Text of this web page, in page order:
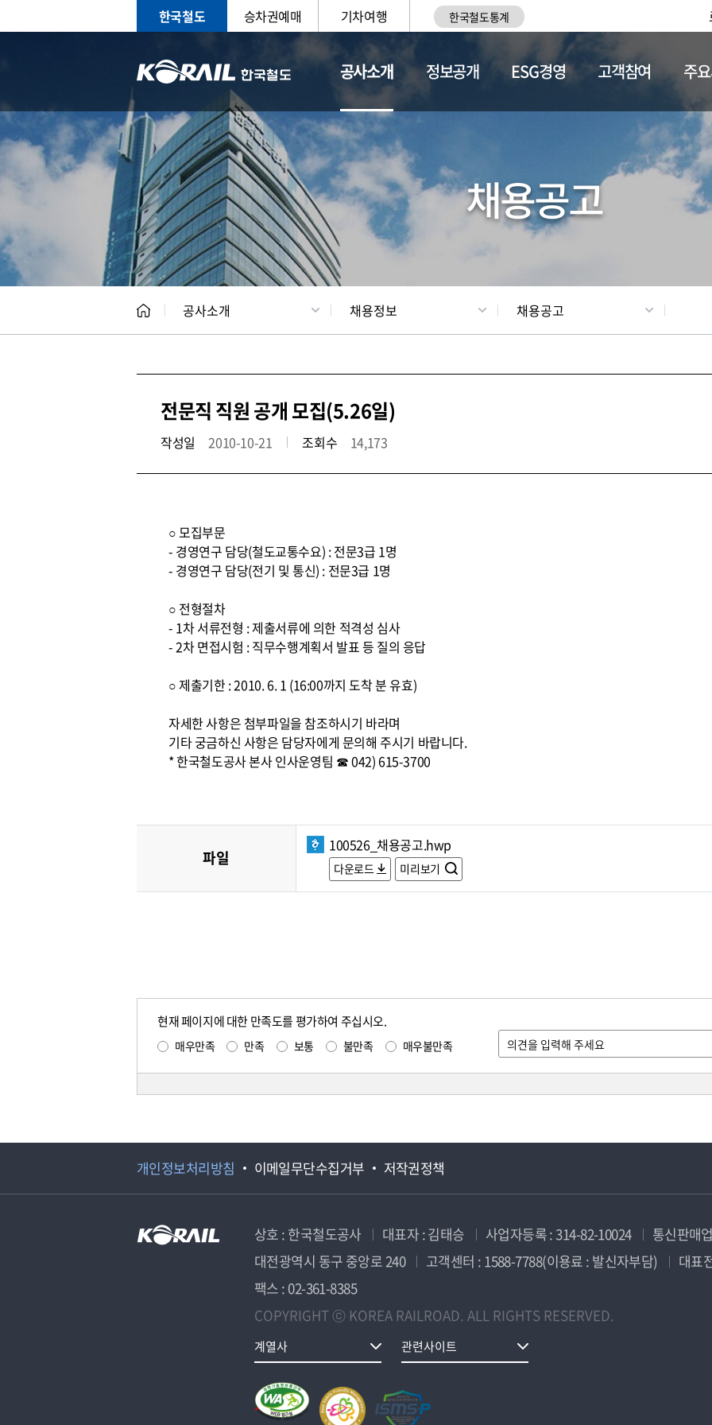
한국철도 승차권예매 기차여행 한국철도통계
공사소개
CEO 일반현황 채용정보
정보공개 ESG경영 고객참여 주
채용공고
공사소개 채용정보 채용공고
전문직 직원 공개 모집(5.26일)
작성일 2010-10-21 조회수 14,173
○ 모집부문
- 경영연구 담당(철도교통수요) : 전문3급 1명
- 경영연구 담당(전기 및 통신) : 전문3급 1명
○ 전형절차
- 1차 서류전형 : 제출서류에 의한 적격성 심사
- 2차 면접시험 : 직무수행계획서 발표 등 질의 응답
○ 제출기한 : 2010. 6. 1 (16:00까지 도착 분 유효)
자세한 사항은 첨부파일을 참조하시기 바라며
기타 궁금하신 사항은 담당자에게 문의해 주시기 바랍니다.
* 한국철도공사 본사 인사운영팀 ☎ 042) 615-3700
파일
100526_채용공고.hwp
다운로드 미리보기
현재 페이지에 대한 만족도를 평가하여 주십시오.
매우만족 만족 보통 불만족 매우불만족
개인정보처리방침 이메일무단수집거부 저작권정책
상호 : 한국철도공사 대표자 : 김태승 사업자등록 : 314-82-10024
통신판매
대전광역시 동구 중앙로 240
고객센터 : 1588-7788(이용료 : 발신자부담)
대표
팩스 : 02-361-8385
COPYRIGHT ⓒ KOREA RAILROAD. ALL RIGHTS RESERVED.
계열사 관련사이트